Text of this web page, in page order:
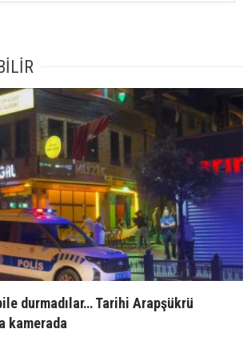
durmadılar… Tarihi Arapşükrü
kamerada